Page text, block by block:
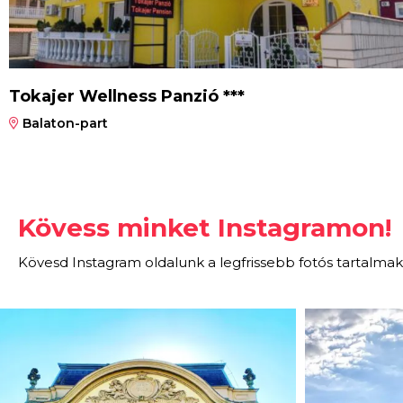
Tokajer Wellness Panzió ***
Balaton-part
Kövess minket Instagramon!
Kövesd Instagram oldalunk a legfrissebb fotós